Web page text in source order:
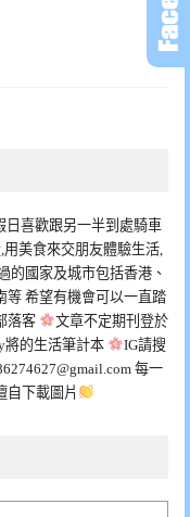
日喜歡跟另一半到處騎車
美食來交朋友體驗生活,
的國家及城市包括香港、
等 希望有機會可以一直踏
落客
文章不定期刊登於
將的生活筆計本
IG請搜
每一
自下載圖片